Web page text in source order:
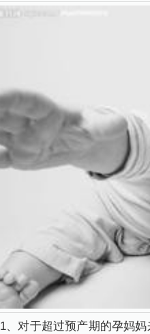
1、对于超过预产期的孕妈